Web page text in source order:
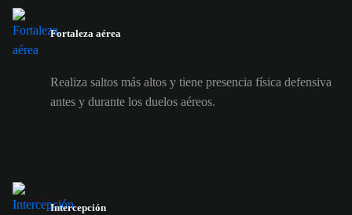
Fortaleza aérea
Realiza saltos más altos y tiene presencia física defensiva
antes y durante los duelos aéreos.
Intercepción